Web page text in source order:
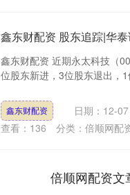
鑫东财配资 股东追踪|华
鑫东财配资 近期永太科技（
位股东新进，3位股东退出，
鑫东财配资 日期：12-07
查看： 136 分类： 倍顺网配
倍顺网配资文